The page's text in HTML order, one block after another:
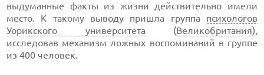
выдуманные факты из жизни действительно имели
место. К такому выводу пришла группа психологов
Уорикского университета(Великобритания),
исследовав механизм ложных воспоминаний в группе
из 400 человек.